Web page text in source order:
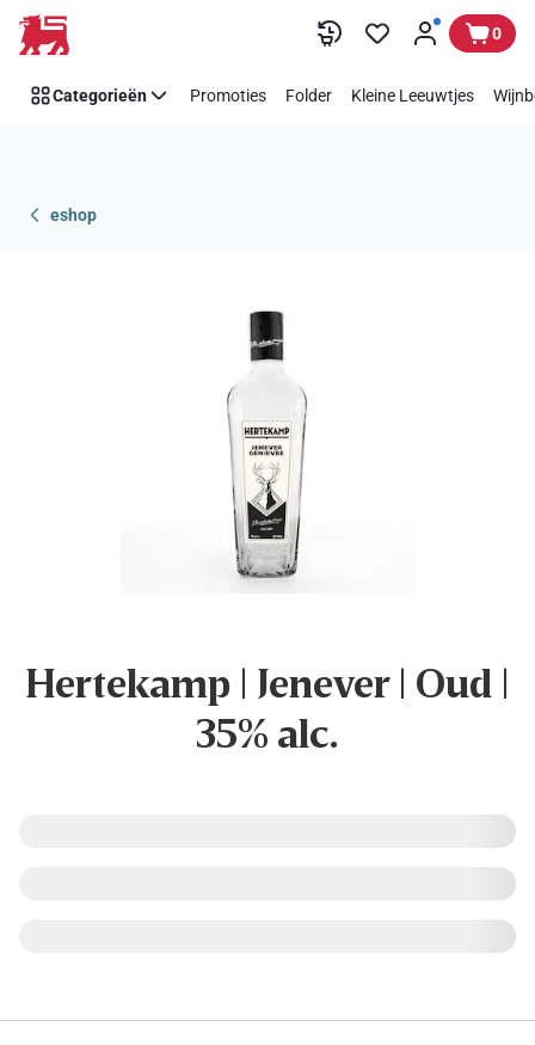
Overslaan 0
Categorieën Promoties Folder Kleine Leeuwtjes
eshop
Hertekamp | Jenever | Oud |
35% alc.